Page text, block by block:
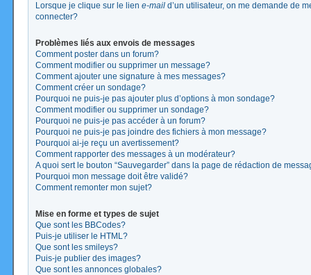
Lorsque je clique sur le lien e-mail d’un utilisateur, on me demande de
connecter?
Problèmes liés aux envois de messages
Comment poster dans un forum?
Comment modifier ou supprimer un message?
Comment ajouter une signature à mes messages?
Comment créer un sondage?
Pourquoi ne puis-je pas ajouter plus d’options à mon sondage?
Comment modifier ou supprimer un sondage?
Pourquoi ne puis-je pas accéder à un forum?
Pourquoi ne puis-je pas joindre des fichiers à mon message?
Pourquoi ai-je reçu un avertissement?
Comment rapporter des messages à un modérateur?
A quoi sert le bouton “Sauvegarder” dans la page de rédaction de
Pourquoi mon message doit être validé?
Comment remonter mon sujet?
Mise en forme et types de sujet
Que sont les BBCodes?
Puis-je utiliser le HTML?
Que sont les smileys?
Puis-je publier des images?
Que sont les annonces globales?